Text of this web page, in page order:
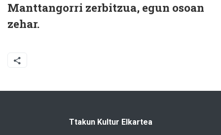
Manttangorri zerbitzua, egun osoan
zehar.
Ttakun Kultur Elkartea